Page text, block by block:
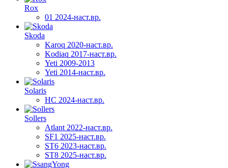
Rox
01 2024-наст.вр.
Skoda
Karoq 2020-наст.вр.
Kodiaq 2017-наст.вр.
Yeti 2009-2013
Yeti 2014-наст.вр.
Solaris
HC 2024-наст.вр.
Sollers
Atlant 2022-наст.вр.
SF1 2025-наст.вр.
ST6 2023-наст.вр.
ST8 2025-наст.вр.